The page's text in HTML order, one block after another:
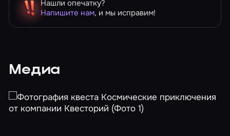
Нашли опечатку?
Напишите нам, и мы исправим!
Медиа